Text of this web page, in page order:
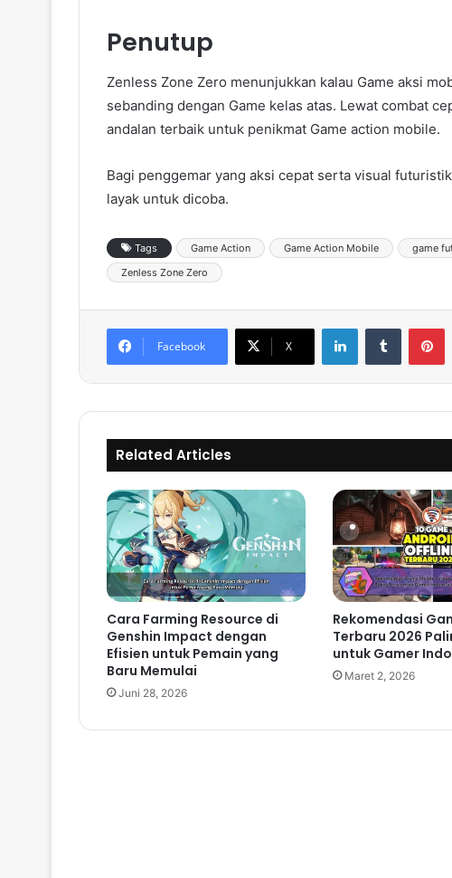
Penutup
Zenless Zone Zero menunjukkan kalau Game aksi
sebanding dengan Game kelas atas. Lewat combat
andalan terbaik untuk penikmat Game action mobile.
Bagi penggemar yang aksi cepat serta visual
layak untuk dicoba.
Tags Game Action Game Action Mobile game
Zenless Zone Zero
Facebook X
Related Articles
Cara Farming Resource di
Genshin Impact dengan
Efisien untuk Pemain yang
Baru Memulai
Juni 28, 2026
Rekomendasi
Terbaru 2026
untuk Gamer
Maret 2, 2026